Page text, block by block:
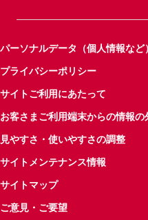
パーソナルデータ（個人情報など
プライバシーポリシー
サイトご利用にあたって
お客さまご利用端末からの情報の
見やすさ・使いやすさの調整
サイトメンテナンス情報
サイトマップ
ご意見・ご要望